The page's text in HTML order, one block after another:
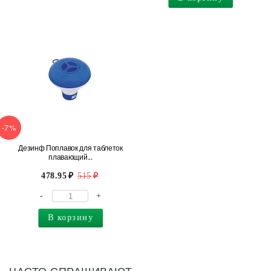
-7%
Дезинф Поплавок для таблеток
плавающий...
478.95 515
- +
В корзину